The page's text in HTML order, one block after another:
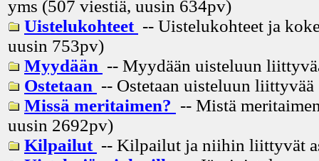
yms (507 viestiä, uusin 634pv)
Uistelukohteet -- Uistelukohteet ja
uusin 753pv)
Myydään -- Myydään uisteluun
Ostetaan -- Ostetaan uisteluun
Missä meritaimen? -- Mistä
uusin 2692pv)
Kilpailut -- Kilpailut ja niihin liittyvät